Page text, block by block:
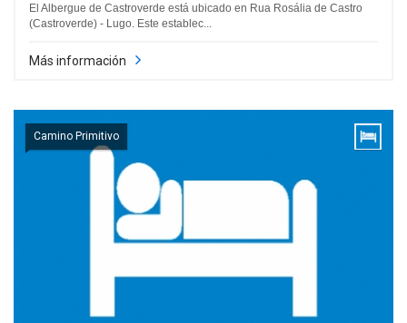
El Albergue de Castroverde está ubicado en Rua Rosália de Castro
(Castroverde) - Lugo. Este establec...
Más información
Camino Primitivo